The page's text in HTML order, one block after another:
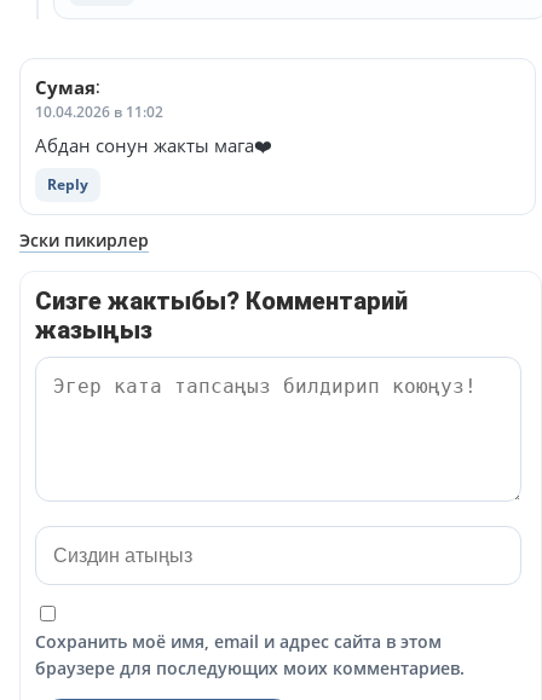
Сумая:
10.04.2026 в 11:02
Абдан сонун жакты мага❤️
Reply
Навигация
комментариям
Эски пикирлер
Сизге жактыбы? Комментарий
жазыңыз
Сохранить моё имя, email и адрес сайта в этом
браузере для последующих моих комментариев.